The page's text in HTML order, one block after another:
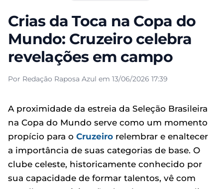
Crias da Toca na Copa do
Mundo: Cruzeiro celebra
revelações em campo
Por Redação Raposa Azul em 13/06/2026 17:39
A proximidade da estreia da Seleção Brasileira
na Copa do Mundo serve como um momento
propício para o Cruzeiro relembrar e enaltecer
a importância de suas categorias de base. O
clube celeste, historicamente conhecido por
sua capacidade de formar talentos, vê com